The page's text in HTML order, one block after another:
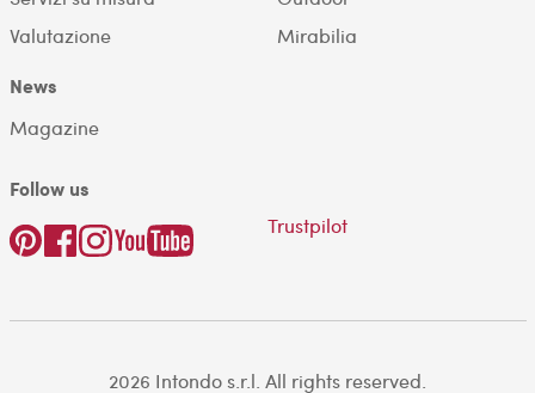
Valutazione
Mirabilia
News
Magazine
Follow us
Trustpilot
2026 Intondo s.r.l. All rights reserved.